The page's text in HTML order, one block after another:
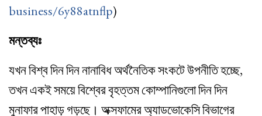
business/6y88atnflp)
মন্তব্যঃ
যখন বিশ্ব দিন দিন নানাবিধ অর্থনৈতিক সংকটে উপনীতি হচ্ছে,
তখন একই সময়ে বিশ্বের বৃহত্তম কোম্পানিগুলো দিন দিন
মুনাফার পাহাড় গড়ছে। অক্সফামের অ্যাডভোকেসি বিভাগের